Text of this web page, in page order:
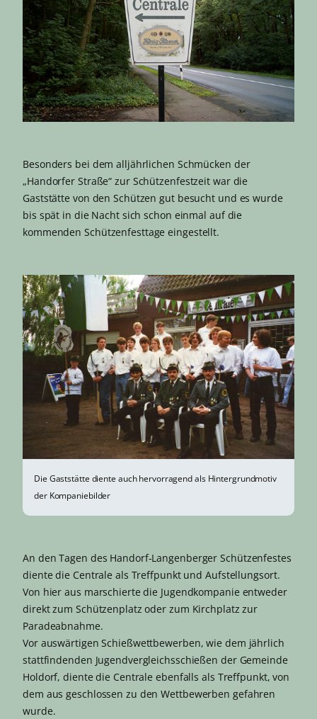
Besonders bei dem alljährlichen Schmücken der
„Handorfer Straße“ zur Schützenfestzeit war die
Gaststätte von den Schützen gut besucht und es wurde
bis spät in die Nacht sich schon einmal auf die
kommenden Schützenfesttage eingestellt.
Die Gaststätte diente auch hervorragend als Hintergrundmotiv
der Kompaniebilder
An den Tagen des Handorf-Langenberger Schützenfestes
diente die Centrale als Treffpunkt und Aufstellungsort.
Von hier aus marschierte die Jugendkompanie entweder
direkt zum Schützenplatz oder zum Kirchplatz zur
Paradeabnahme.
Vor auswärtigen Schießwettbewerben, wie dem jährlich
stattfindenden Jugendvergleichsschießen der Gemeinde
Holdorf, diente die Centrale ebenfalls als Treffpunkt, von
dem aus geschlossen zu den Wettbewerben gefahren
wurde.